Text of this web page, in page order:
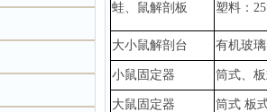
蛙、鼠解剖板 塑料：
大小鼠解剖台 有机玻
小鼠固定器 筒式、
大鼠固定器 筒式 板